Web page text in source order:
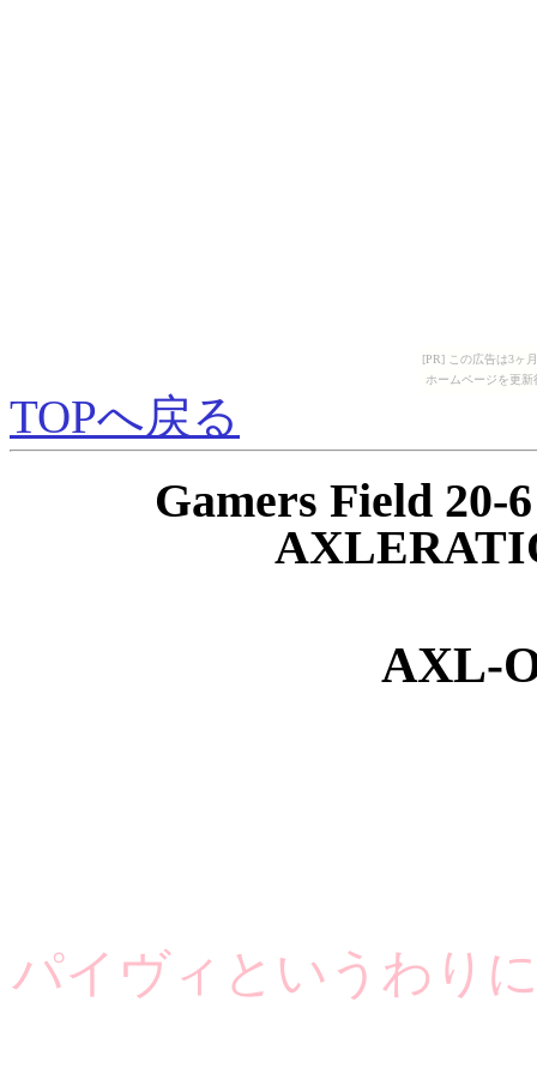
[PR] この広告は3ヶ
ホームページを更
TOPへ戻る
Gamers Field
AXL-
パイヴィというわり